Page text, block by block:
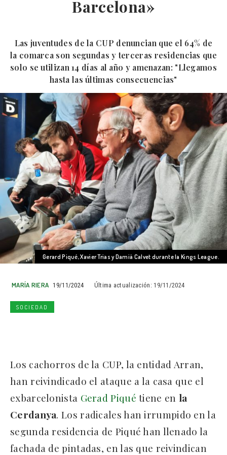
Barcelona»
Las juventudes de la CUP denuncian que el 64% de
la comarca son segundas y terceras residencias que
solo se utilizan 14 días al año y amenazan: "Llegamos
hasta las últimas consecuencias"
Gerard Piqué, Xavier Trias y Damià Calvet durante la Kings League.
MARÍA RIERA 19/11/2024 Última actualización: 19/11/2024
SOCIEDAD
Los cachorros de la CUP, la entidad Arran,
han reivindicado el ataque a la casa que el
exbarcelonista Gerad Piquétiene en la
Cerdanya. Los radicales han irrumpido en la
segunda residencia de Piqué han llenado la
fachada de pintadas, en las que reivindican